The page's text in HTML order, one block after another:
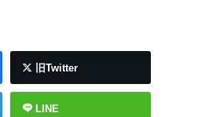
旧Twitter
LINE